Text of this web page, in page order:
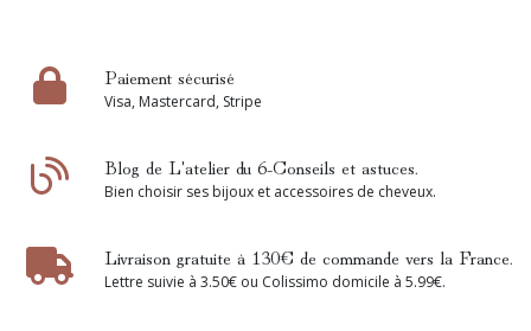
Paiement sécurisé
Visa, Mastercard, Stripe
Blog de L'atelier du 6-Conseils et astuces.
Bien choisir ses bijoux et accessoires de cheveux.
Livraison gratuite à 130€ de commande vers la France.
Lettre suivie à 3.50€ ou Colissimo domicile à 5.99€.